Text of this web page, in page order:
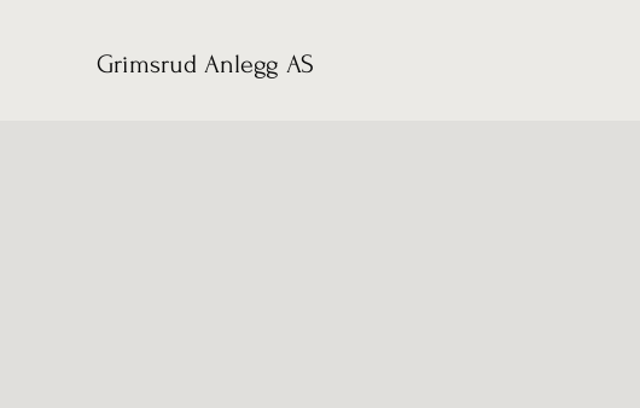
Grimsrud Anlegg AS